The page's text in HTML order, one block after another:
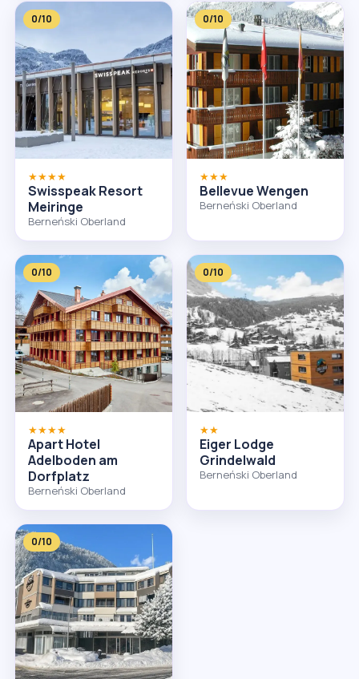
0/10
★★★★
Swisspeak Resort
Meiringe
Berneński Oberland
0/10
★★★
Bellevue Wengen
Berneński Oberland
0/10
★★★★
Apart Hotel
Adelboden am
Dorfplatz
Berneński Oberland
0/10
★★
Eiger Lodge
Grindelwald
Berneński Oberland
0/10